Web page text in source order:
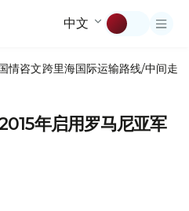
中文
情咨文跨里海国际运输路线/中间走廊
年启用罗马尼亚军